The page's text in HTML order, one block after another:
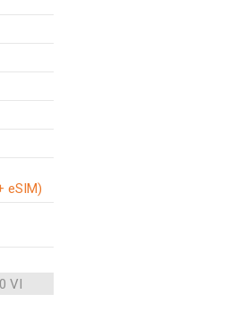
eSIM)
VI